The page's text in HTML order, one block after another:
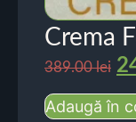
Crema
389.00lei
Adaugă în